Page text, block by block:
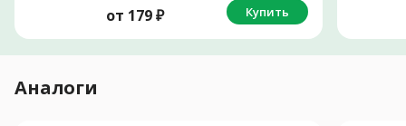
от 179₽ Купить
Аналоги